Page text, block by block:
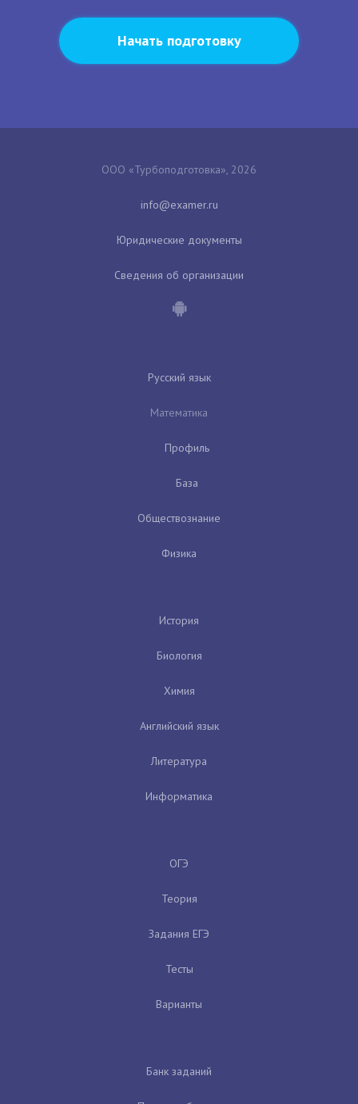
Начать подготовку
ООО «Турбоподготовка», 2026
Юридические документы
Сведения об организации
Русский язык
Математика
Профиль
База
Обществознание
Физика
История
Биология
Химия
Английский язык
Литература
Информатика
ОГЭ
Теория
Задания ЕГЭ
Тесты
Варианты
Банк заданий